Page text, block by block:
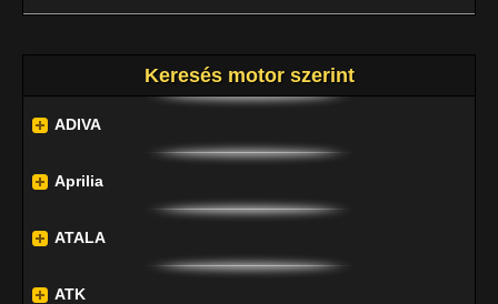
Keresés motor szerint
ADIVA
Aprilia
ATALA
ATK